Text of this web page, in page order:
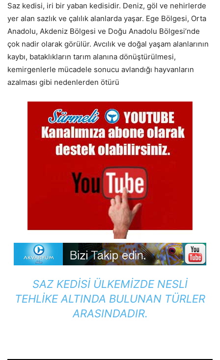
Saz kedisi, iri bir yaban kedisidir. Deniz, göl ve nehirlerde
yer alan sazlık ve çalılık alanlarda yaşar. Ege Bölgesi, Orta
Anadolu, Akdeniz Bölgesi ve Doğu Anadolu Bölgesi’nde
çok nadir olarak görülür. Avcılık ve doğal yaşam alanlarının
kaybı, bataklıkların tarım alanına dönüştürülmesi,
kemirgenlerle mücadele sonucu avlandığı hayvanların
azalması gibi nedenlerden ötürü
SAZ KEDISI ÜLKEMIZDE NESLI
TEHLIKE ALTINDA BULUNAN TÜRLER
ARASINDADIR.